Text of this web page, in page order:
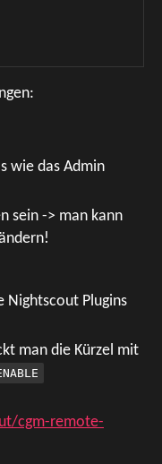
wie das Admin
sein -> man kann
Nightscout Plugins
man die Kürzel mit
cgm-remote-